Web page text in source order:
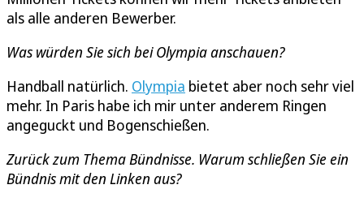
als alle anderen Bewerber.
Was würden Sie sich bei Olympia anschauen?
Handball natürlich. Olympia bietet aber noch sehr viel
mehr. In Paris habe ich mir unter anderem Ringen
angeguckt und Bogenschießen.
Zurück zum Thema Bündnisse. Warum schließen Sie ein
Bündnis mit den Linken aus?